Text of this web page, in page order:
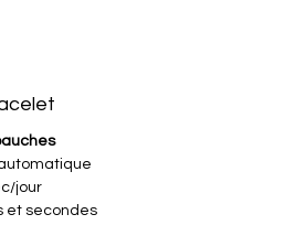
jour
et secondes